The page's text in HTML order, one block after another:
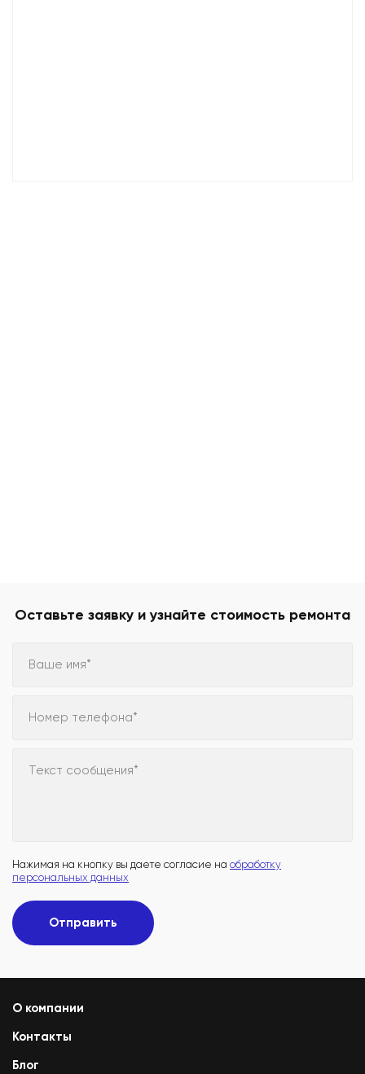
Оставьте заявку и узнайте стоимость ремонта
Ваше имя*
Номер телефона*
Текст сообщения*
Нажимая на кнопку вы даете согласие на обработку
персональных данных
Отправить
О компании
Контакты
Блог